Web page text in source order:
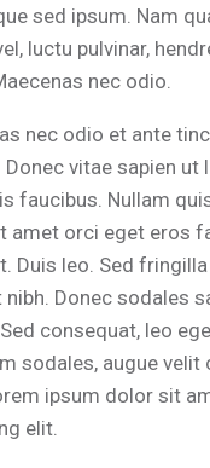
sed ipsum. Nam
luctu pulvinar,
nec odio.
nec odio et ante
vitae sapien ut
faucibus. Nullam
amet orci eget eros
Duis leo. Sed
Donec sodales
consequat, leo
sodales, augue velit
ipsum dolor sit
elit.